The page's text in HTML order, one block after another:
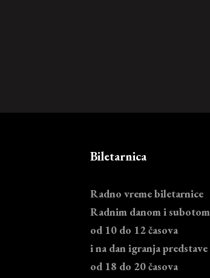
Biletarnica
Radno vreme biletarnice
Radnim danom i subotom
od 10 do 12 časova
i na dan igranja predstave
od 18 do 20 časova